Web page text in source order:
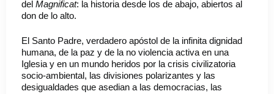
del Magnificat: la historia desde los de abajo, abiertos al
don de lo alto.
El Santo Padre, verdadero apóstol de la infinita dignidad
humana, de la paz y de la no violencia activa en una
Iglesia y en un mundo heridos por la crisis civilizatoria
socio-ambiental, las divisiones polarizantes y las
desigualdades que asedian a las democracias, las